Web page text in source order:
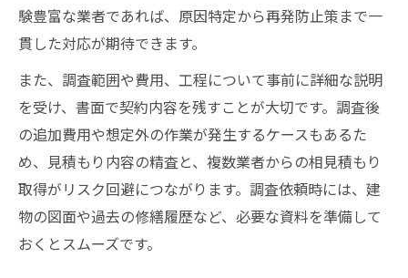
験豊富な業者であれば、原因特定から再発防止策まで一
貫した対応が期待できます。
また、調査範囲や費用、工程について事前に詳細な説明
を受け、書面で契約内容を残すことが大切です。調査後
の追加費用や想定外の作業が発生するケースもあるた
め、見積もり内容の精査と、複数業者からの相見積もり
取得がリスク回避につながります。調査依頼時には、建
物の図面や過去の修繕履歴など、必要な資料を準備して
おくとスムーズです。